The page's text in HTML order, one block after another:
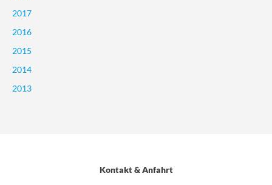
2017
2016
2015
2014
2013
Kontakt & Anfahrt